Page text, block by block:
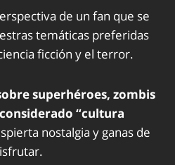
de un fan que se
temáticas preferidas
ficción y el terror.
superhéroes, zombis
“cultura
nostalgia y ganas de